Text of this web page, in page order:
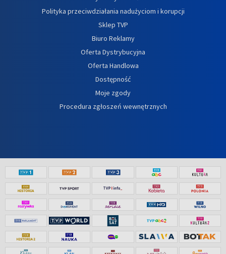
Polityka przeciwdziałania nadużyciom i korupcji
Sklep TVP
Biuro Reklamy
Oferta Dystrybucyjna
Oferta Handlowa
Dostępność
Moje zgody
Procedura zgłoszeń wewnętrznych